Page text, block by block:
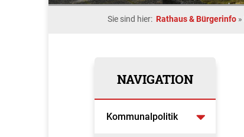
Sie sind hier: Rathaus & Bürgerinfo »
NAVIGATION
Kommunalpolitik